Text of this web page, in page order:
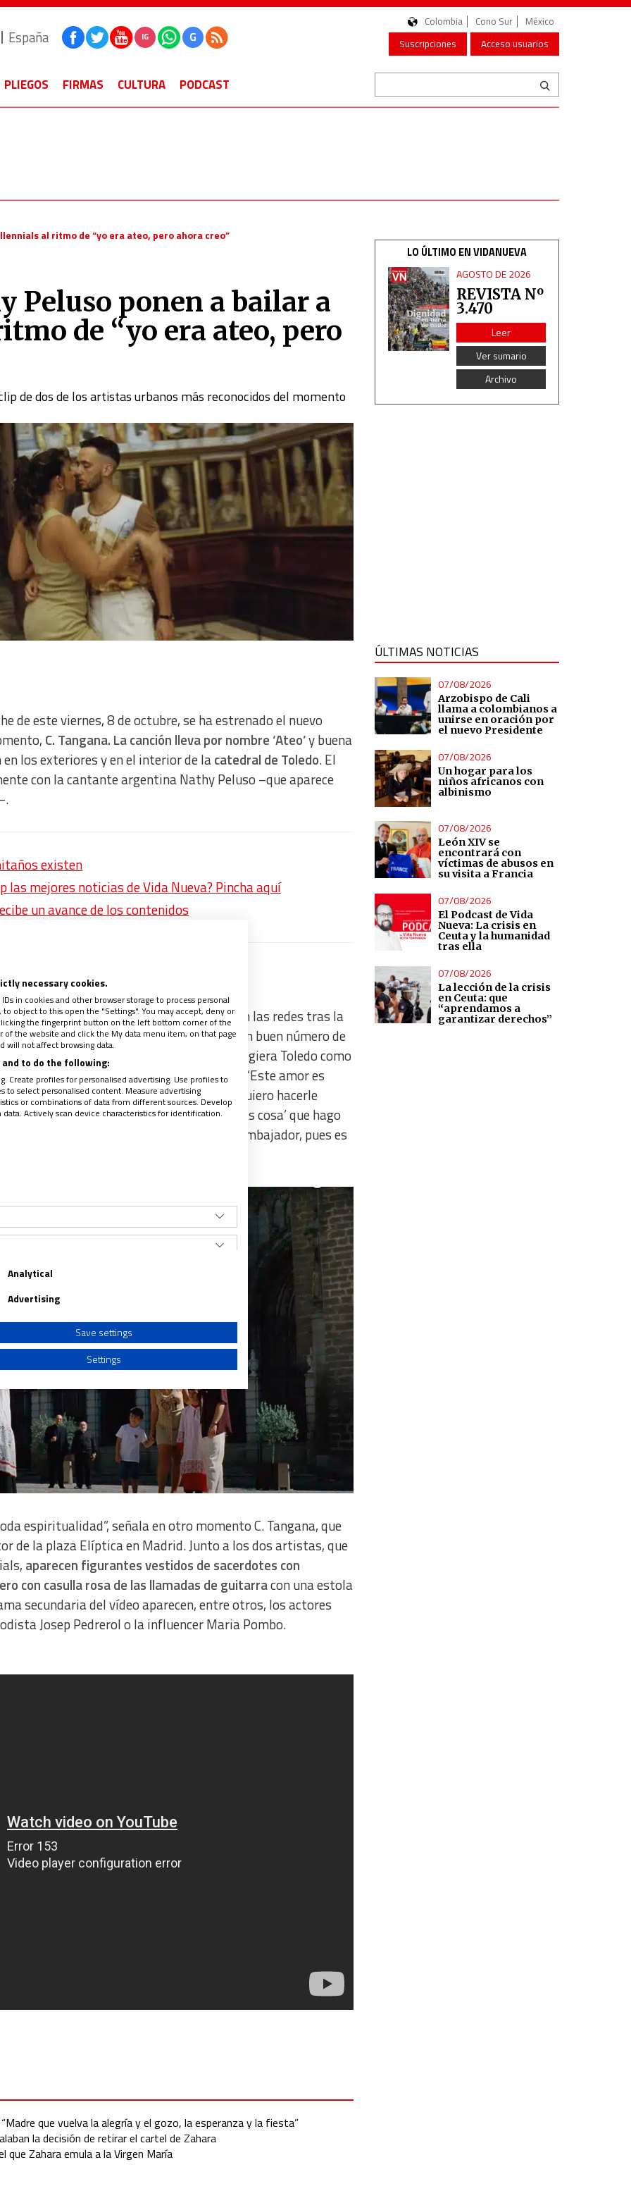
España IG G
Colombia Cono Sur
México
Suscripciones
Acceso usuarios
PLIEGOS FIRMAS CULTURA PODCAST
al ritmo de “yo era ateo, pero ahora creo”
Peluso ponen a bailar a
de “yo era ateo, pero
de dos de los artistas urbanos más reconocidos del momento
de este viernes, 8 de octubre, se ha estrenado el nuevo
C. Tangana. La canción lleva por nombre ‘Ateo’y buena
los exteriores y en el interior de lacatedral de Toledo. El
con la cantante argentinaNathy Peluso –que aparece
existen
mejores noticias de Vida Nueva? Pincha aquí
un avance de los contenidos
tema ya había generado expectación en las redes tras la
que para su tema ‘Yate’ se rodeó de un buen número de
se ha desvelado el hecho de que se eligiera Toledo como
letra, ambos artistas repiten cosas como “Este amor es
porque un milagro bajó del cielo o “
Quiero hacerle
me perdone la Virgen de la Almudena las cosa’ que hago
ciudad de la que C. Tangana es un gran embajador, pues es
espiritualidad”, señala en otro momento C. Tangana, que
de la plaza Elíptica en Madrid. Junto a los dos artistas, que
aparecen figurantes vestidos de sacerdotes con
con casulla rosa de las llamadas de guitarracon una estola
secundaria del vídeo aparecen, entre otros, los actores
Josep Pedrerol o la influencer Maria Pombo.
que vuelva la alegría y el gozo, la esperanza y la fiesta”
la decisión de retirar el cartel de Zahara
Zahara emula a la Virgen María
LO ÚLTIMO EN VIDANUEVA
AGOSTO DE 2026
REVISTA Nº
3.470
Leer
Ver sumario
Archivo
ÚLTIMAS NOTICIAS
07/08/2026
Arzobispo de Cali
llama a colombianos a
unirse en oración por
el nuevo Presidente
07/08/2026
Un hogar para los
niños africanos con
albinismo
07/08/2026
León XIV se
encontrará con
víctimas de abusos en
su visita a Francia
07/08/2026
El Podcast de Vida
Nueva: La crisis en
Ceuta y la humanidad
tras ella
07/08/2026
La lección de la crisis
en Ceuta: que
“aprendamos a
garantizar derechos”
necessary cookies.
in cookies and other browser storage to process personal
object to this open the "Settings". You may accept, deny or
the fingerprint button on the left bottom corner of the
the website and click the My data menu item, on that page
will not affect browsing data.
to do the following:
Create profiles for personalised advertising. Use profiles to
to select personalised content. Measure advertising
or combinations of data from different sources. Develop
Actively scan device characteristics for identification.
from different sources
Analytical
Advertising
Save settings
Settings